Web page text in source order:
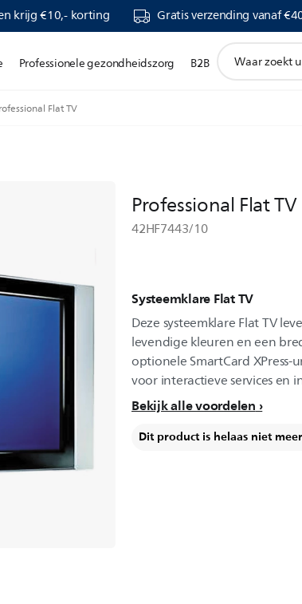
krijg €10,- korting Gratis verzending vanaf
Professionele gezondheidszorg B2B
zoeken
Flat TV
Professional Flat TV
42HF7443/10
Systeemklare Flat TV
Deze systeemklare Flat TV
levendige kleuren en een
optionele SmartCard
voor interactieve services en
Bekijk alle voordelen
Dit product is helaas niet